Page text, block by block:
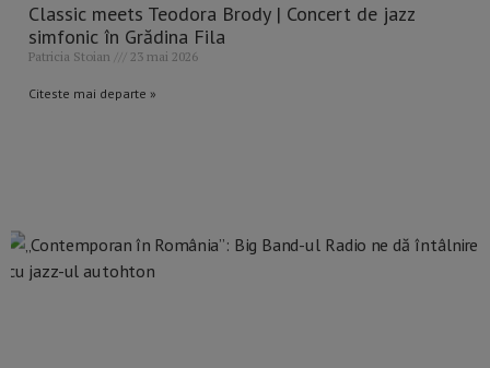
Classic meets Teodora Brody | Concert de jazz
simfonic în Grădina Fila
Patricia Stoian 23 mai 2026
Citeste mai departe »